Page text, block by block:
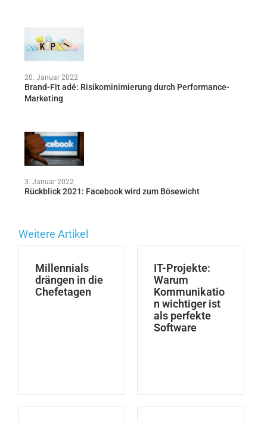
20. Januar 2022
Brand-Fit adé: Risikominimierung durch Performance-
Marketing
3. Januar 2022
Rückblick 2021: Facebook wird zum Bösewicht
Weitere Artikel
Millennials
drängen in die
Chefetagen
IT-Projekte:
Warum
Kommunikatio
n wichtiger ist
als perfekte
Software